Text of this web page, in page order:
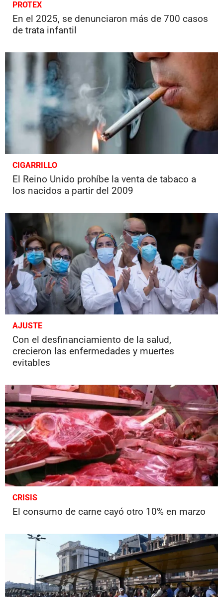
PROTEX
En el 2025, se denunciaron más de 700 casos
de trata infantil
CIGARRILLO
El Reino Unido prohíbe la venta de tabaco a
los nacidos a partir del 2009
AJUSTE
Con el desfinanciamiento de la salud,
crecieron las enfermedades y muertes
evitables
CRISIS
El consumo de carne cayó otro 10% en marzo